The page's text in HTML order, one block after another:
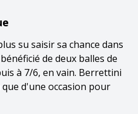
su saisir sa chance dans
de deux balles de
à 7/6, en vain. Berrettini
d'une occasion pour